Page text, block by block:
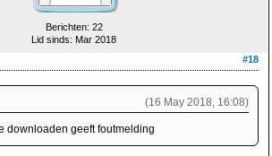
Berichten: 22
Lid sinds: Mar 2018
#18
(16 May 2018, 16:08)
downloaden geeft foutmelding